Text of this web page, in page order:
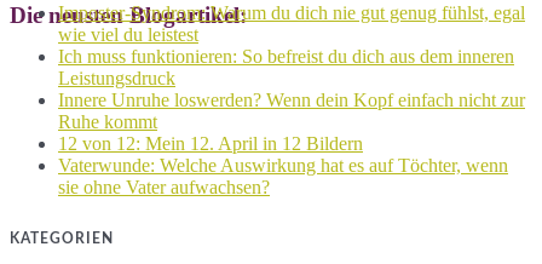
Die neusten Blogartikel:
Imposter-Syndrom: Warum du dich nie gut genug fühlst, egal
wie viel du leistest
Ich muss funktionieren: So befreist du dich aus dem inneren
Leistungsdruck
Innere Unruhe loswerden? Wenn dein Kopf einfach nicht zur
Ruhe kommt
12 von 12: Mein 12. April in 12 Bildern
Vaterwunde: Welche Auswirkung hat es auf Töchter, wenn
sie ohne Vater aufwachsen?
KATEGORIEN